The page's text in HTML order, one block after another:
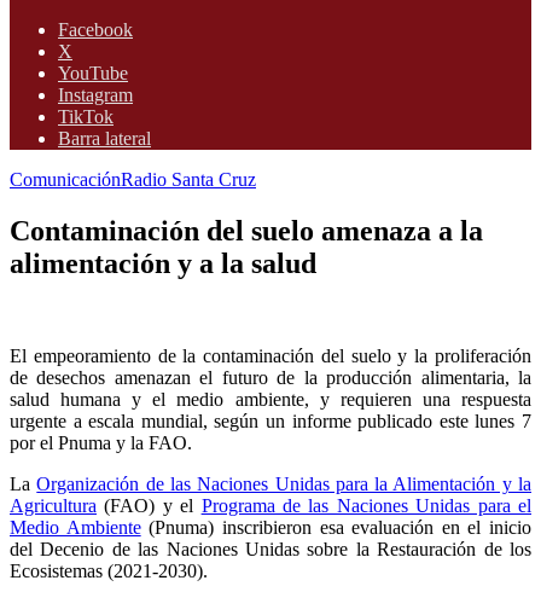
Facebook
X
YouTube
Instagram
TikTok
Barra lateral
ComunicaciónRadio Santa Cruz
Contaminación del suelo amenaza a la
alimentación y a la salud
El empeoramiento de la contaminación del suelo y la proliferación
de desechos amenazan el futuro de la producción alimentaria, la
salud humana y el medio ambiente, y requieren una respuesta
urgente a escala mundial, según un informe publicado este lunes 7
por el Pnuma y la FAO.
LaOrganización de las Naciones Unidas para la Alimentación y la
Agricultura (FAO) y el Programa de las Naciones Unidas para el
Medio Ambiente(Pnuma) inscribieron esa evaluación en el inicio
del Decenio de las Naciones Unidas sobre la Restauración de los
Ecosistemas (2021-2030).